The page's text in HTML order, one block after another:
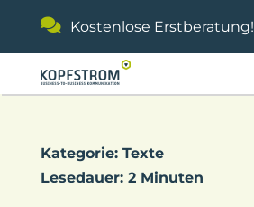
Kostenlose Erstberatung!
Leistungen
Kategorie: Texte
Lesedauer: 2 Minuten